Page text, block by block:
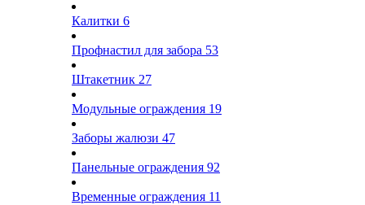
Калитки 6
Профнастил для забора 53
Штакетник 27
Модульные ограждения 19
Заборы жалюзи 47
Панельные ограждения 92
Временные ограждения 11